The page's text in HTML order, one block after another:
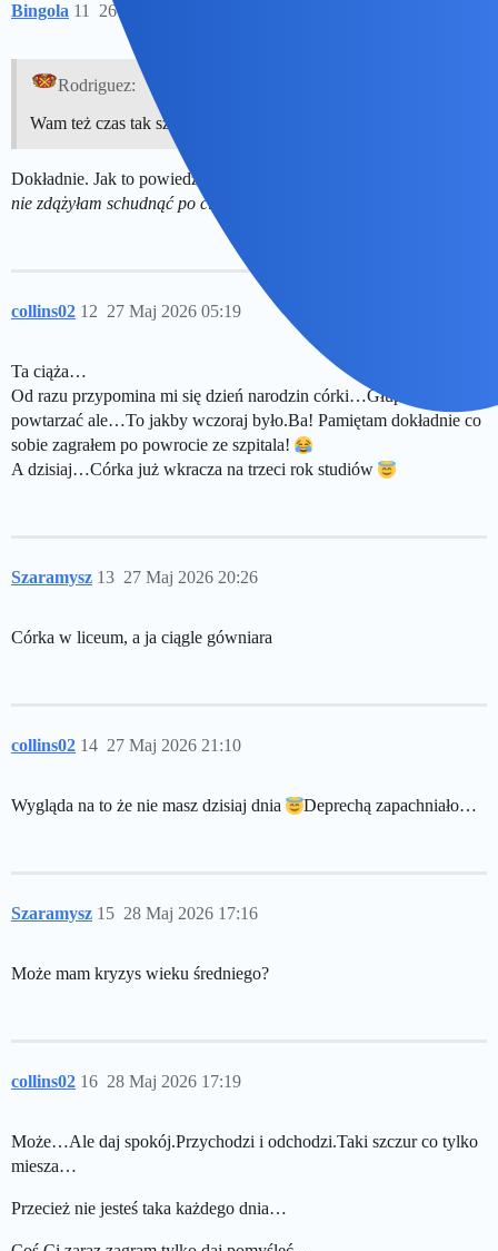
Bingola 26 Maj 2026 13:36
11
Rodriguez:
Wam też czas tak szybko ucieka?
Dokładnie. Jak to powiedziała kiedyś Kasia Nosowska:
nie zdążyłam schudnąć po ciąży, a mój syn juz kończy 18 lat”
collins02 27 Maj 2026 05:19
12
Ta ciąża…
Od razu przypomina mi się dzień narodzin córki…Głupio to ciągle
powtarzać ale…To jakby wczoraj było.Ba! Pamiętam dokładnie co
sobie zagrałem po powrocie ze szpitala!
A dzisiaj…Córka już wkracza na trzeci rok studiów
Szaramysz 27 Maj 2026 20:26
13
Córka w liceum, a ja ciągle gówniara
collins02 27 Maj 2026 21:10
14
Wygląda na to że nie masz dzisiaj dnia Deprechą zapachniało…
Szaramysz 28 Maj 2026 17:16
15
Może mam kryzys wieku średniego?
collins02 28 Maj 2026 17:19
16
Może…Ale daj spokój.Przychodzi i odchodzi.Taki szczur co tylko
miesza…
Przecież nie jesteś taka każdego dnia…